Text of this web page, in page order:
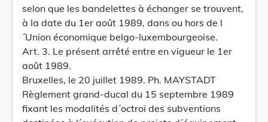
selon que les bandelettes à échanger se trouvent,
à la date du 1er août 1989, dans ou hors de l
´Union économique belgo-luxembourgeoise.
Art. 3. Le présent arrêté entre en vigueur le 1er
août 1989.
Bruxelles, le 20 juillet 1989. Ph. MAYSTADT
Règlement grand-ducal du 15 septembre 1989
fixant les modalités d´octroi des subventions